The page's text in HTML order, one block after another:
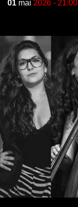
01 mai 2026 - 21:00